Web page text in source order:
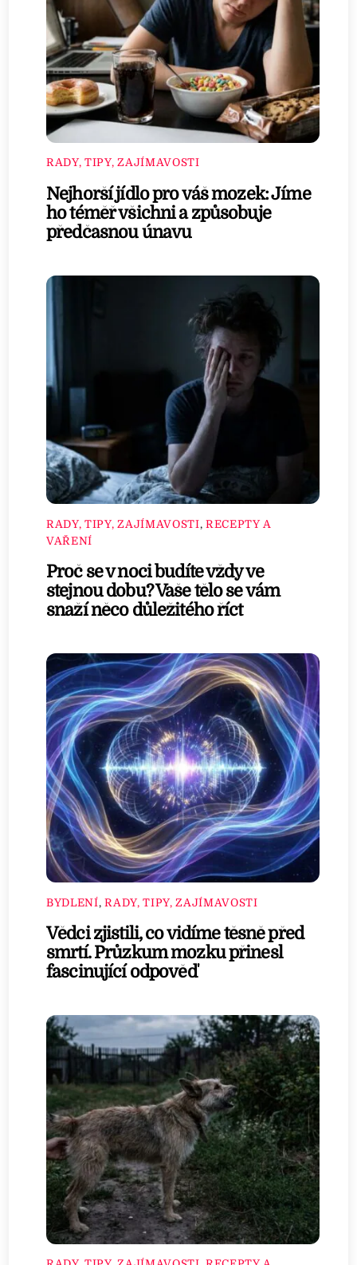
RADY, TIPY, ZAJÍMAVOSTI
Nejhorší jídlo pro váš mozek: Jíme
ho téměř všichni a způsobuje
předčasnou únavu
RADY, TIPY, ZAJÍMAVOSTI, RECEPTY A
VAŘENÍ
Proč se v noci budíte vždy ve
stejnou dobu? Vaše tělo se vám
snaží něco důležitého říct
BYDLENÍ,RADY, TIPY, ZAJÍMAVOSTI
Vědci zjistili, co vidíme těsně před
smrtí. Průzkum mozku přinesl
fascinující odpověď